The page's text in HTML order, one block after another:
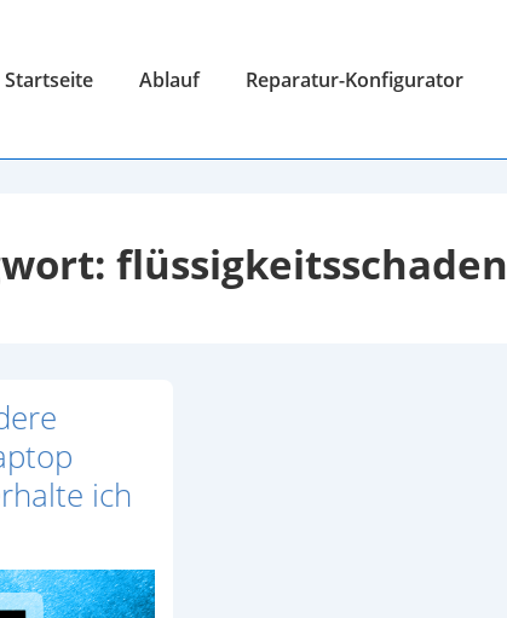
Startseite Ablauf Reparatur-Konfigurator
flüssigkeitsschaden
ich